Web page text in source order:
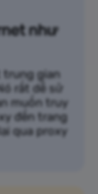
như
trung gian
rất dễ sử
muốn truy
đến trang
qua proxy